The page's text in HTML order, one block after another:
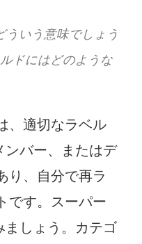
ういう意味でしょう
ドにはどのような
、適切なラベル
ンバー、またはデ
り、自分で再ラ
です。スーパー
ましょう。カテゴ